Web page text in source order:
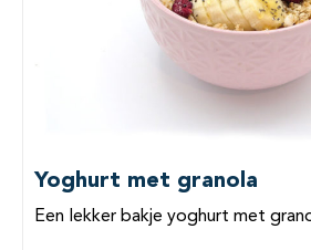
Yoghurt met granola
Een lekker bakje yoghurt met